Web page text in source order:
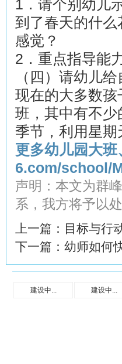
1．请个别幼儿
到了春天的什
感觉？
2．重点指导能
（四）请幼儿
现在的大多数
班，其中有不
季节，利用星
更多幼儿园大
6.com/school/
声明：本文为群
系，我方将予以处
上一篇： 目标与行
下一篇： 幼师如何
建设中... 建设中...